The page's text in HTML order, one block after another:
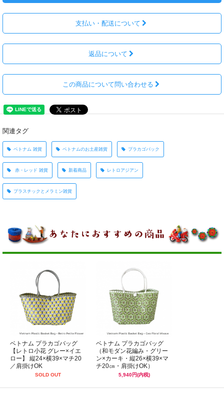
支払い・配送について
返品について
この商品について問い合わせる
関連タグ
ベトナム 雑貨 ベトナムのお土産雑貨 プラカゴバック
赤・レッド 雑貨 新着商品 レトロアジアン
プラスチックとメラミン雑貨
ベトナム プラカゴバッグ
【レトロ小花 グレー×イエ
ロー】 縦24×横39×マチ20
／肩掛けOK
SOLD OUT
ベトナム プラカゴバッグ
（和モダン花編み・グリー
ン×カーキ・縦26×横39×マ
チ20㎝・肩掛けOK）
5,940円(内税)